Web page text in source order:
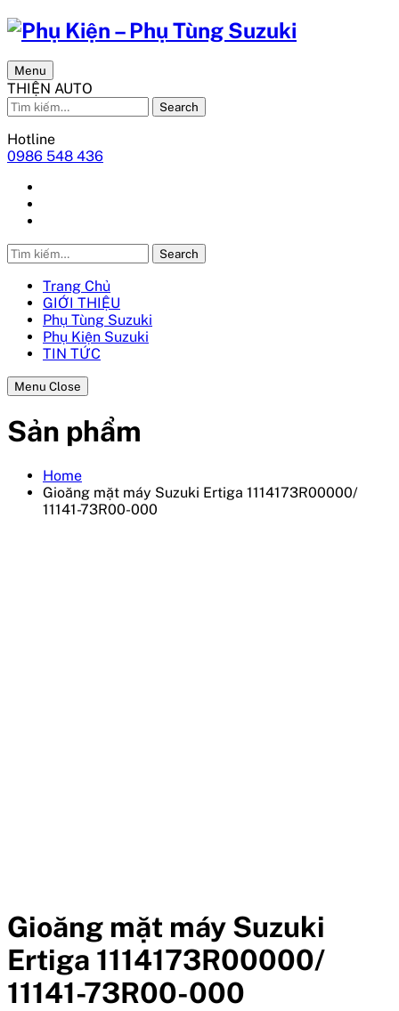
Menu
THIỆN AUTO
Search
Hotline
0986 548 436
Search
Trang Chủ
GIỚI THIỆU
Phụ Tùng Suzuki
Phụ Kiện Suzuki
TIN TỨC
Menu Close
Sản phẩm
Home
Gioăng mặt máy Suzuki Ertiga 1114173R00000/
11141-73R00-000
Gioăng mặt máy Suzuki
Ertiga 1114173R00000/
11141-73R00-000